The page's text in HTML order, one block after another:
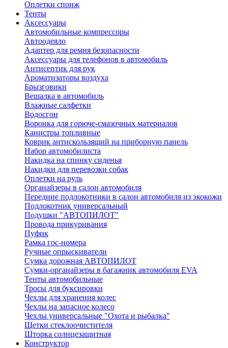
Оплетки спонж
Тенты
Аксессуары
Автомобильные компрессоры
Автоодеяло
Адаптер для ремня безопасности
Аксессуары для телефонов в автомобиль
Антисептик для рук
Ароматизаторы воздуха
Брызговики
Вешалка в автомобиль
Влажные салфетки
Водосгон
Воронка для горюче-смазочных материалов
Канистры топливные
Коврик антискользящий на приборную панель
Набор автомобилиста
Накидка на спинку сиденья
Накидки для перевозки собак
Оплетки на руль
Органайзеры в салон автомобиля
Передние подлокотники в салон автомобиля из экокожи
Подлокотник универсальный
Подушки "АВТОПИЛОТ"
Провода прикуривания
Пуфик
Рамка гос-номера
Ручные опрыскиватели
Сумка дорожная АВТОПИЛОТ
Сумки-органайзеры в багажник автомобиля EVA
Тенты автомобильные
Тросы для буксировки
Чехлы для хранения колес
Чехлы на запасное колесо
Чехлы универсальные "Охота и рыбалка"
Щетки стеклоочистителя
Шторка солнцезащитная
Конструктор